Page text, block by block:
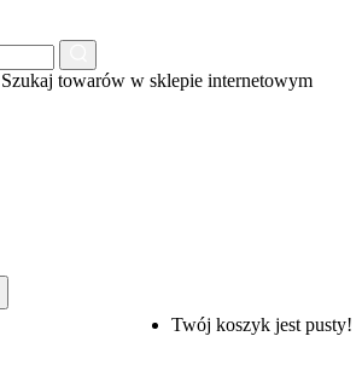
Szukaj towarów w sklepie internetowym
Twój koszyk jest pusty!